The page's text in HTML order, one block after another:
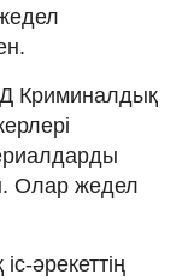
Криминалдық
Олар жедел
әрекеттің